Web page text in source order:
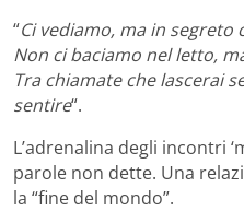
“Ci vediamo, ma in segreto
Non ci baciamo nel letto,
Tra chiamate che lascerai
sentire“.
L’adrenalina degli incontri
parole non dette. Una
la “fine del mondo”.